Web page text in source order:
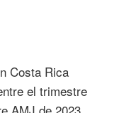
Costa Rica
el trimestre